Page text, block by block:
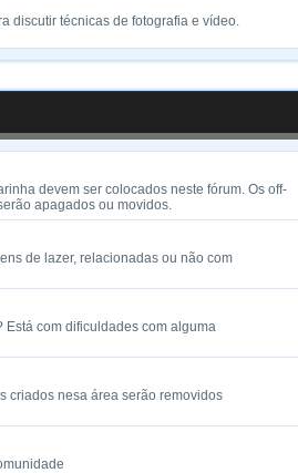
discutir técnicas de fotografia e vídeo.
devem ser colocados neste fórum. Os off-
apagados ou movidos.
de lazer, relacionadas ou não com
Está com dificuldades com alguma
criados nesa área serão removidos